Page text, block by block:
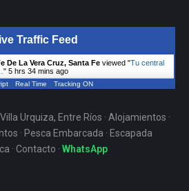
Traffic Feed
De La Vera Cruz, Santa Fe viewed "Tu central
" 5 hrs 35 mins ago
Real Time Tracking ON
Urquiza, Entre Ríos · Alojamientos ·
· Pesca Embarcada · Escapada
· Contacto · WhatsApp